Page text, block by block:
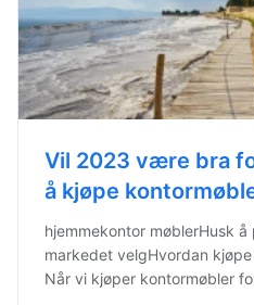
Vil 2023 være bra
å kjøpe
hjemmekontor møblerHusk
markedet velgHvordan
Når vi kjøper kontormøbler